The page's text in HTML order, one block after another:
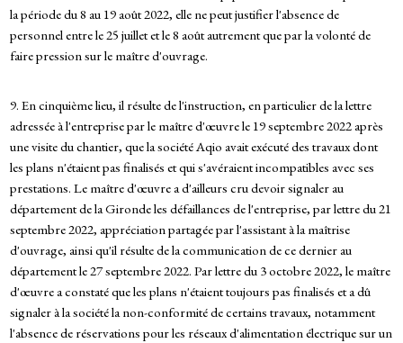
la période du 8 au 19 août 2022, elle ne peut justifier l'absence de
personnel entre le 25 juillet et le 8 août autrement que par la volonté de
faire pression sur le maître d'ouvrage.
9. En cinquième lieu, il résulte de l'instruction, en particulier de la lettre
adressée à l'entreprise par le maître d'œuvre le 19 septembre 2022 après
une visite du chantier, que la société Aqio avait exécuté des travaux dont
les plans n'étaient pas finalisés et qui s'avéraient incompatibles avec ses
prestations. Le maître d'œuvre a d'ailleurs cru devoir signaler au
département de la Gironde les défaillances de l'entreprise, par lettre du 21
septembre 2022, appréciation partagée par l'assistant à la maîtrise
d'ouvrage, ainsi qu'il résulte de la communication de ce dernier au
département le 27 septembre 2022. Par lettre du 3 octobre 2022, le maître
d'œuvre a constaté que les plans n'étaient toujours pas finalisés et a dû
signaler à la société la non-conformité de certains travaux, notamment
l'absence de réservations pour les réseaux d'alimentation électrique sur un